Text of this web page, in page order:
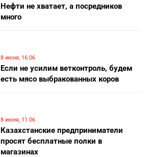
Нефти не хватает, а посредников
много
8 июня, 16:06
Если не усилим ветконтроль, будем
есть мясо выбракованных коров
8 июня, 11:06
Казахстанские предприниматели
просят бесплатные полки в
магазинах